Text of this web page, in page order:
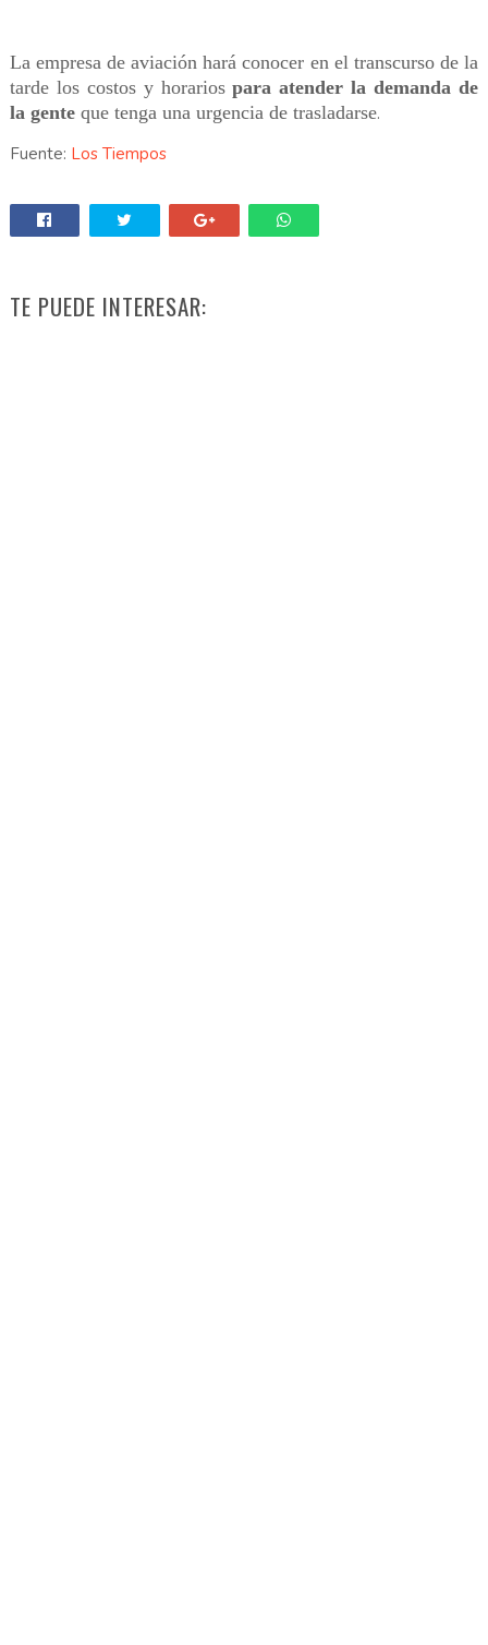
La empresa de aviación hará conocer en el transcurso de la
tarde los costos y horariospara atender la demanda de
la gente que tenga una urgencia de trasladarse.
Fuente: Los Tiempos
TE PUEDE INTERESAR: